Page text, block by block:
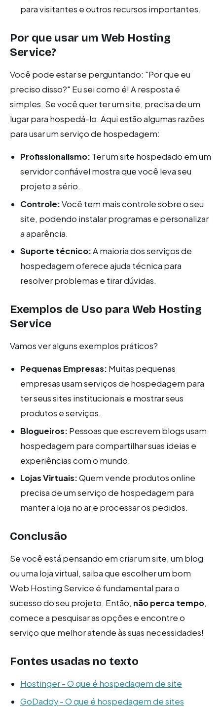
para visitantes e outros recursos importantes.
Por que usar um Web Hosting
Service?
Você pode estar se perguntando: "Por que eu
preciso disso?" Eu sei como é! A resposta é
simples. Se você quer ter um site, precisa de um
lugar para hospedá-lo. Aqui estão algumas razões
para usar um serviço de hospedagem:
Profissionalismo: Ter um site hospedado em um
servidor confiável mostra que você leva seu
projeto a sério.
Controle:Você tem mais controle sobre o seu
site, podendo instalar programas e personalizar
a aparência.
Suporte técnico:A maioria dos serviços de
hospedagem oferece ajuda técnica para
resolver problemas e tirar dúvidas.
Exemplos de Uso para Web Hosting
Service
Vamos ver alguns exemplos práticos?
Pequenas Empresas: Muitas pequenas
empresas usam serviços de hospedagem para
ter seus sites institucionais e mostrar seus
produtos e serviços.
Blogueiros: Pessoas que escrevem blogs usam
hospedagem para compartilhar suas ideias e
experiências com o mundo.
Lojas Virtuais:Quem vende produtos online
precisa de um serviço de hospedagem para
manter a loja no ar e processar os pedidos.
Conclusão
Se você está pensando em criar um site, um blog
ou uma loja virtual, saiba que escolher um bom
Web Hosting Service é fundamental para o
sucesso do seu projeto. Então, não perca tempo,
comece a pesquisar as opções e encontre o
serviço que melhor atende às suas necessidades!
Fontes usadas no texto
Hostinger - O que é hospedagem de site
GoDaddy - O que é hospedagem de sites